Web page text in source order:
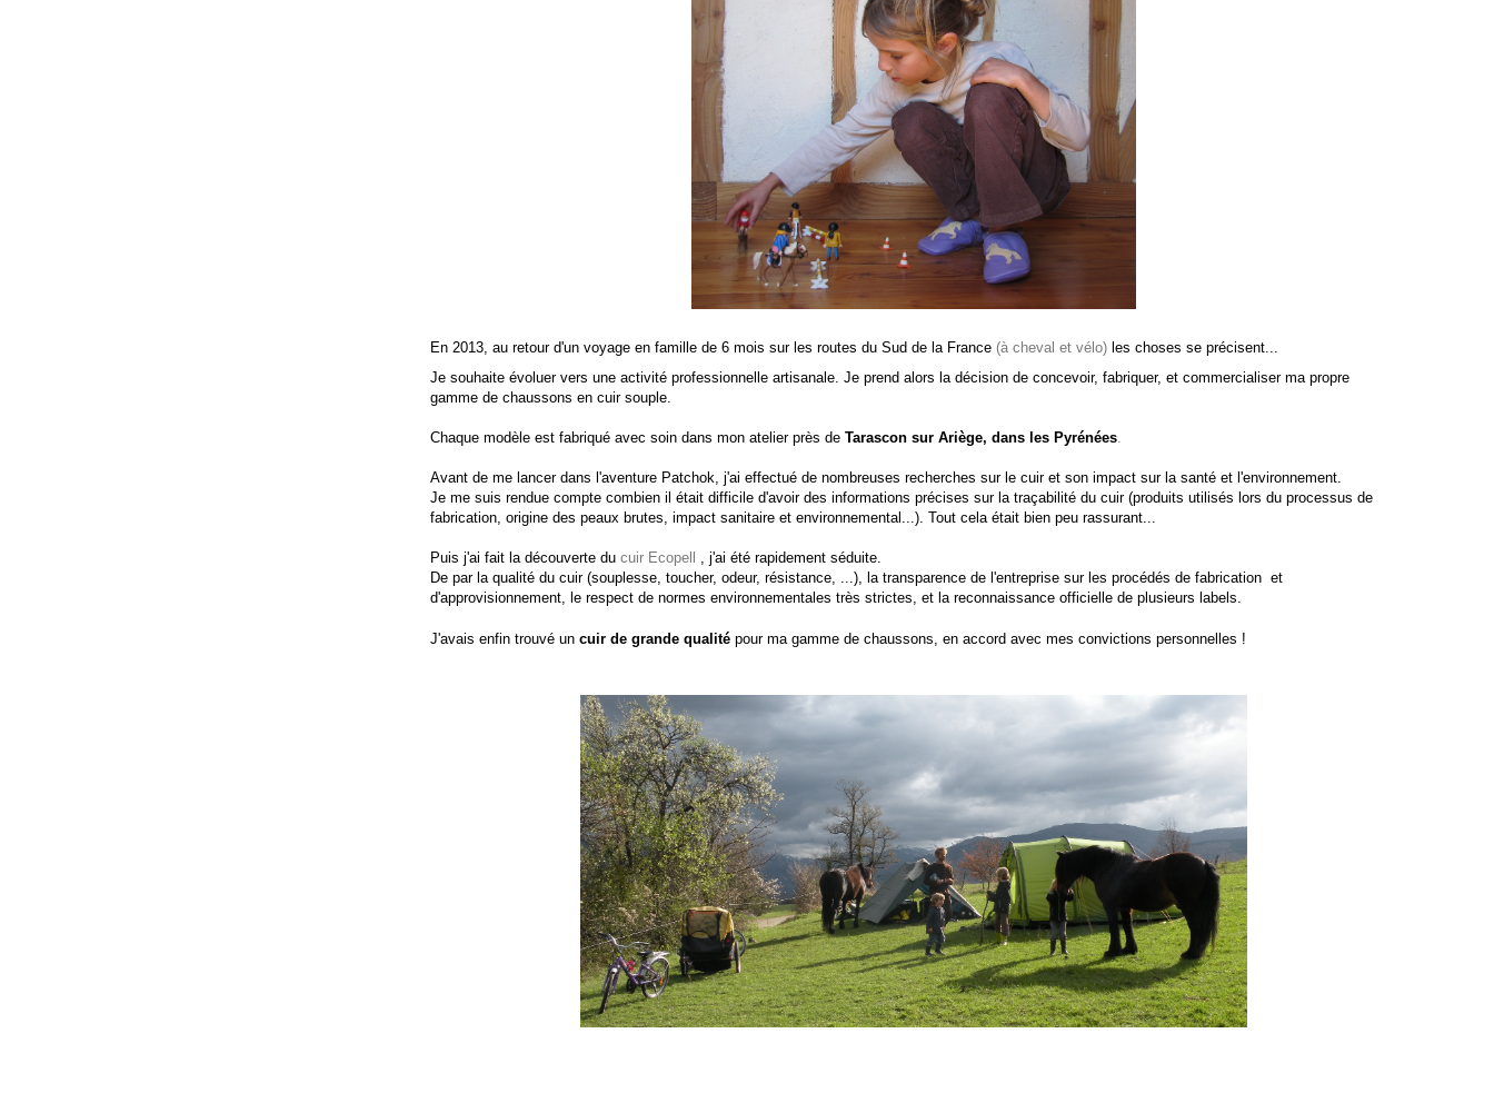
En 2013, au retour d'un voyage en famille de 6 mois sur les routes du Sud de la France (à cheval et vélo) les choses se précisent...
Je souhaite évoluer vers une activité professionnelle artisanale. Je prend alors la décision de concevoir, fabriquer, et commercialiser ma propre
gamme de chaussons en cuir souple.
Chaque modèle est fabriqué avec soin dans mon atelier près de Tarascon sur Ariège, dans les Pyrénées
Avant de me lancer dans l'aventure Patchok, j'ai effectué de nombreuses recherches sur le cuir et son impact sur la santé et l'environnement.
Je me suis rendue compte combien il était difficile d'avoir des informations précises sur la traçabilité du cuir (produits utilisés lors du processus de
fabrication, origine des peaux brutes, impact sanitaire et environnemental...). Tout cela était bien peu rassurant...
Puis j'ai fait la découverte du cuir Ecopell
, j'ai été rapidement séduite.
De par la qualité du cuir (souplesse, toucher, odeur, résistance, ...), la transparence de l'entreprise sur les procédés de fabrication et
d'approvisionnement, le respect de normes environnementales très strictes, et la reconnaissance officielle de plusieurs labels.
J'avais enfin trouvé un cuir de grande qualité pour ma gamme de chaussons, en accord avec mes convictions personnelles !